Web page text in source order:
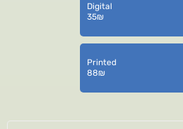
Digital
35₪
Printed
88₪